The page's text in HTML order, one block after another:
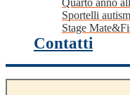
Quarto anno
Sportelli
Stage
Contatti
Campo di ricerca per le